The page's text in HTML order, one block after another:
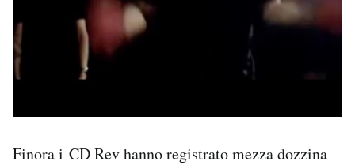
Finora i CD Rev hanno registrato mezza dozzina